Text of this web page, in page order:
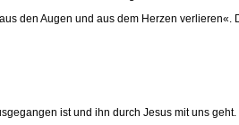
den Augen und aus dem Herzen verlieren«.
ist und ihn durch Jesus mit uns geht.